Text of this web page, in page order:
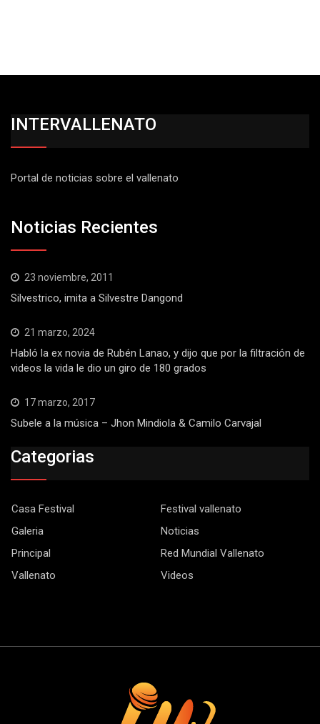
INTERVALLENATO
Portal de noticias sobre el vallenato
Noticias Recientes
23 noviembre, 2011
Silvestrico, imita a Silvestre Dangond
21 marzo, 2024
Habló la ex novia de Rubén Lanao, y dijo que por la filtración de
videos la vida le dio un giro de 180 grados
17 marzo, 2017
Subele a la música – Jhon Mindiola & Camilo Carvajal
Categorias
Casa Festival
Festival vallenato
Galeria
Noticias
Principal
Red Mundial Vallenato
Vallenato
Videos